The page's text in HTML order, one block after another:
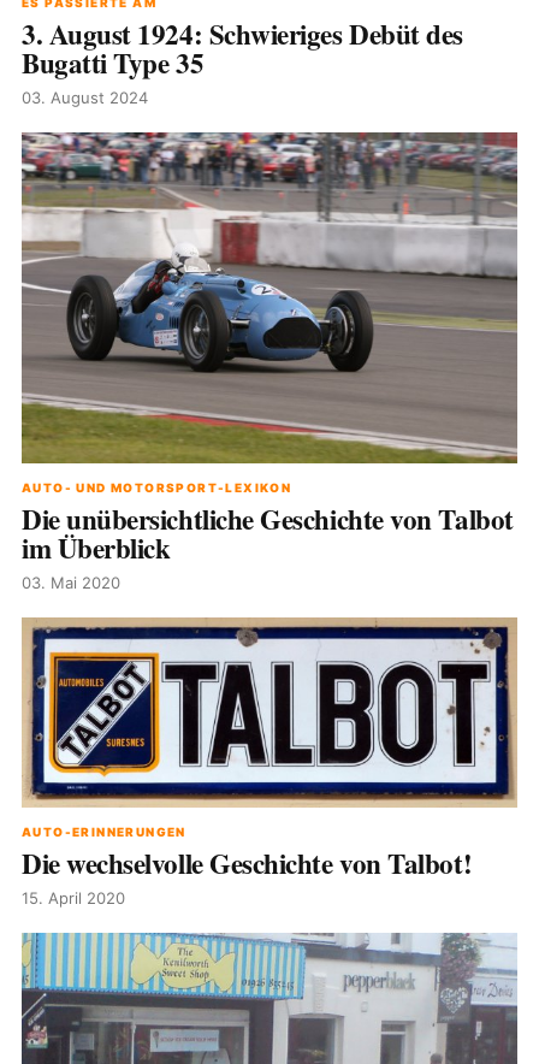
3. August 1924: Schwieriges Debüt des
Bugatti Type 35
03. August 2024
AUTO- UND MOTORSPORT-LEXIKON
Die unübersichtliche Geschichte von Talbot
im Überblick
03. Mai 2020
AUTO-ERINNERUNGEN
Die wechselvolle Geschichte von Talbot!
15. April 2020